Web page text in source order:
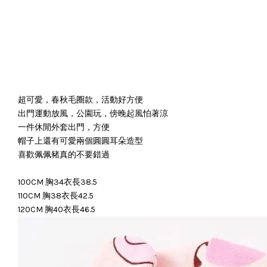
超可愛，春秋毛圈款，活動好方便
出門運動放風，公園玩，傍晚起風怕著涼
一件休閒外套出門，方便
帽子上還有可愛兩個圓圓耳朵造型
喜歡佩佩豬真的不要錯過
100CM 胸34衣長38.5
110CM 胸38衣長42.5
120CM 胸40衣長46.5